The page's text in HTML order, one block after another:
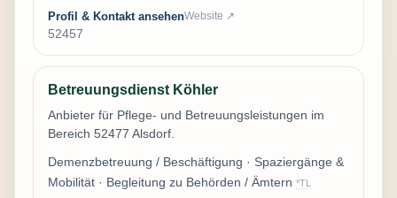
Profil & Kontakt ansehenWebsite ↗
52457
Betreuungsdienst Köhler
Anbieter für Pflege- und Betreuungsleistungen im
Bereich 52477 Alsdorf.
Demenzbetreuung / Beschäftigung · Spaziergänge &
Mobilität · Begleitung zu Behörden / Ämtern *TL